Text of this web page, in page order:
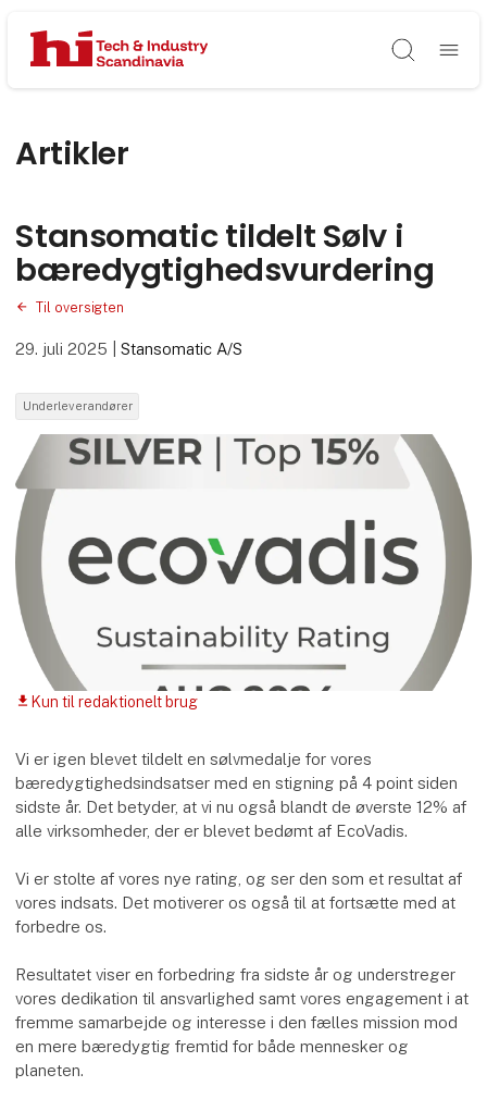
Søg
Artikler
Stansomatic tildelt Sølv i
bæredygtighedsvurdering
Til oversigten
29. juli 2025 |Stansomatic A/S
Underleverandører
download Kun til redaktionelt brug
Vi er igen blevet tildelt en sølvmedalje for vores
bæredygtighedsindsatser med en stigning på 4 point siden
sidste år. Det betyder, at vi nu også blandt de øverste 12% af
alle virksomheder, der er blevet bedømt af EcoVadis.
Vi er stolte af vores nye rating, og ser den som et resultat af
vores indsats. Det motiverer os også til at fortsætte med at
forbedre os.
Resultatet viser en forbedring fra sidste år og understreger
vores dedikation til ansvarlighed samt vores engagement i at
fremme samarbejde og interesse i den fælles mission mod
en mere bæredygtig fremtid for både mennesker og
planeten.